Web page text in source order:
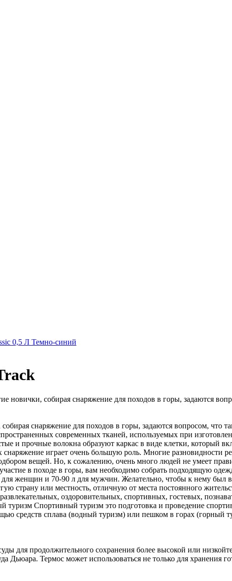
0,5 Л Темно-синий
новички, собирая снаряжение для походов в горы, задаются
снаряжение для походов в горы, задаются вопросом, что
современных тканей, используемых при
и прочные волокна образуют каркас в виде клетки, который
играет очень большую роль. Многие разновидности
вещей. Но, к сожалению, очень много людей не умеет
в походе в горы, вам необходимо собрать подходящую
женщин и 70-90 л для мужчин. Желательно, чтобы к нему
или местность, отличную от места постоянного
оздоровительных, спортивных, гостевых,
туризм Спортивный туризм это подготовка и проведение
средств сплава (водный туризм) или пешком в горах (горный
для продолжительного сохранения более высокой или
Дьюара. Термос может использоваться не только для хранения